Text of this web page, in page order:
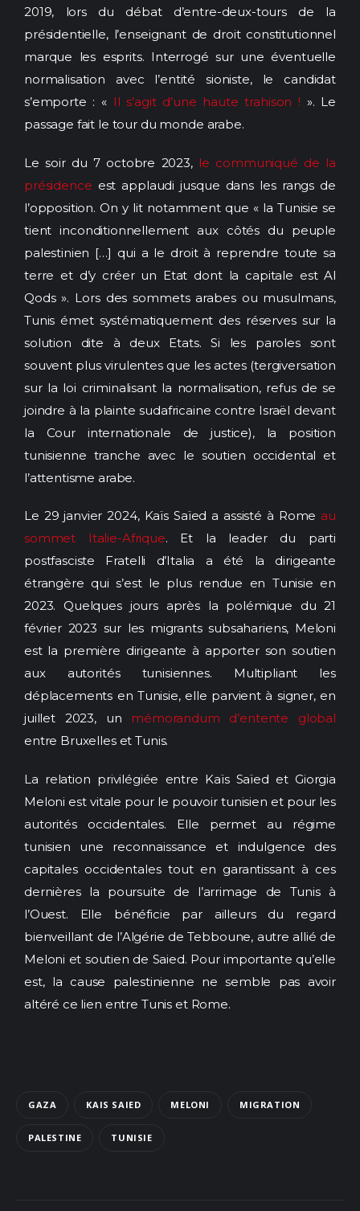
2019, lors du débat d’entre-deux-tours de la
présidentielle, l’enseignant de droit constitutionnel
marque les esprits. Interrogé sur une éventuelle
normalisation avec l’entité sioniste, le candidat
s’emporte : « Il s’agit d’une haute trahison ! ». Le
passage fait le tour du monde arabe.
Le soir du 7 octobre 2023, le communiqué de la
présidence est applaudi jusque dans les rangs de
l’opposition. On y lit notamment que « la Tunisie se
tient inconditionnellement aux côtés du peuple
palestinien […] qui a le droit à reprendre toute sa
terre et d’y créer un Etat dont la capitale est Al
Qods ». Lors des sommets arabes ou musulmans,
Tunis émet systématiquement des réserves sur la
solution dite à deux Etats. Si les paroles sont
souvent plus virulentes que les actes (tergiversation
sur la loi criminalisant la normalisation, refus de se
joindre à la plainte sudafricaine contre Israël devant
la Cour internationale de justice), la position
tunisienne tranche avec le soutien occidental et
l’attentisme arabe.
Le 29 janvier 2024, Kaïs Saïed a assisté à Rome au
sommet Italie-Afrique. Et la leader du parti
postfasciste Fratelli d’Italia a été la dirigeante
étrangère qui s’est le plus rendue en Tunisie en
2023. Quelques jours après la polémique du 21
février 2023 sur les migrants subsahariens, Meloni
est la première dirigeante à apporter son soutien
aux autorités tunisiennes. Multipliant les
déplacements en Tunisie, elle parvient à signer, en
juillet 2023, un mémorandum d’entente global
entre Bruxelles et Tunis.
La relation privilégiée entre Kaïs Saïed et Giorgia
Meloni est vitale pour le pouvoir tunisien et pour les
autorités occidentales. Elle permet au régime
tunisien une reconnaissance et indulgence des
capitales occidentales tout en garantissant à ces
dernières la poursuite de l’arrimage de Tunis à
l’Ouest. Elle bénéficie par ailleurs du regard
bienveillant de l’Algérie de Tebboune, autre allié de
Meloni et soutien de Saied. Pour importante qu’elle
est, la cause palestinienne ne semble pas avoir
altéré ce lien entre Tunis et Rome.
GAZA KAIS SAIED MELONI MIGRATION
PALESTINE TUNISIE